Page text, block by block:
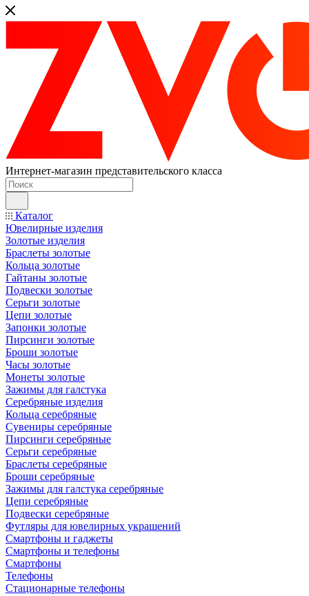
Интернет-магазин представительского класса
Каталог
Ювелирные изделия
Золотые изделия
Браслеты золотые
Кольца золотые
Гайтаны золотые
Подвески золотые
Серьги золотые
Цепи золотые
Запонки золотые
Пирсинги золотые
Броши золотые
Часы золотые
Монеты золотые
Зажимы для галстука
Серебряные изделия
Кольца серебряные
Сувениры серебряные
Пирсинги серебряные
Серьги серебряные
Браслеты серебряные
Броши серебряные
Зажимы для галстука серебряные
Цепи серебряные
Подвески серебряные
Футляры для ювелирных украшений
Смартфоны и гаджеты
Смартфоны и телефоны
Смартфоны
Телефоны
Стационарные телефоны